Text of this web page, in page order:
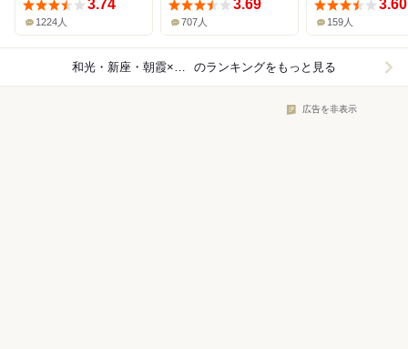
3.74
1224人
3.69
707人
3.60
159人
和光・新座・朝霞×居酒屋 のランキングをもっと見る
広告を非表示